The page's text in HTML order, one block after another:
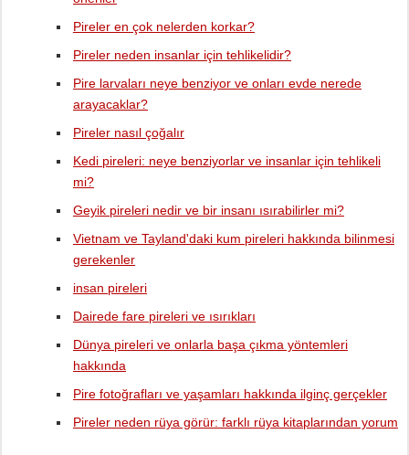
Pireler en çok nelerden korkar?
Pireler neden insanlar için tehlikelidir?
Pire larvaları neye benziyor ve onları evde nerede
arayacaklar?
Pireler nasıl çoğalır
Kedi pireleri: neye benziyorlar ve insanlar için tehlikeli
mi?
Geyik pireleri nedir ve bir insanı ısırabilirler mi?
Vietnam ve Tayland'daki kum pireleri hakkında bilinmesi
gerekenler
insan pireleri
Dairede fare pireleri ve ısırıkları
Dünya pireleri ve onlarla başa çıkma yöntemleri
hakkında
Pire fotoğrafları ve yaşamları hakkında ilginç gerçekler
Pireler neden rüya görür: farklı rüya kitaplarından yorum